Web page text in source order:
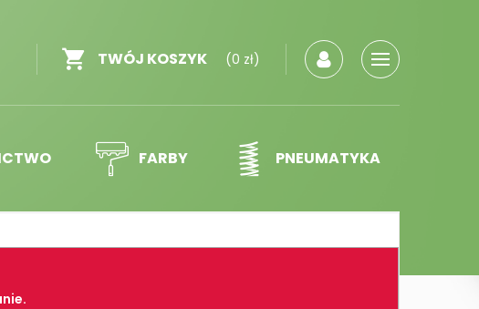
TWÓJ KOSZYK (0 zł)
FARBY PNEUMATYKA